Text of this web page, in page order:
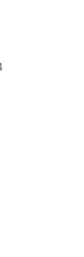
+ 4